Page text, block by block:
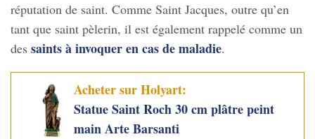
réputation de saint. Comme Saint Jacques, outre qu’en
tant que saint pèlerin, il est également rappelé comme un
des saints à invoquer en cas de maladie.
Acheter sur Holyart:
Statue Saint Roch 30 cm plâtre peint
main Arte Barsanti